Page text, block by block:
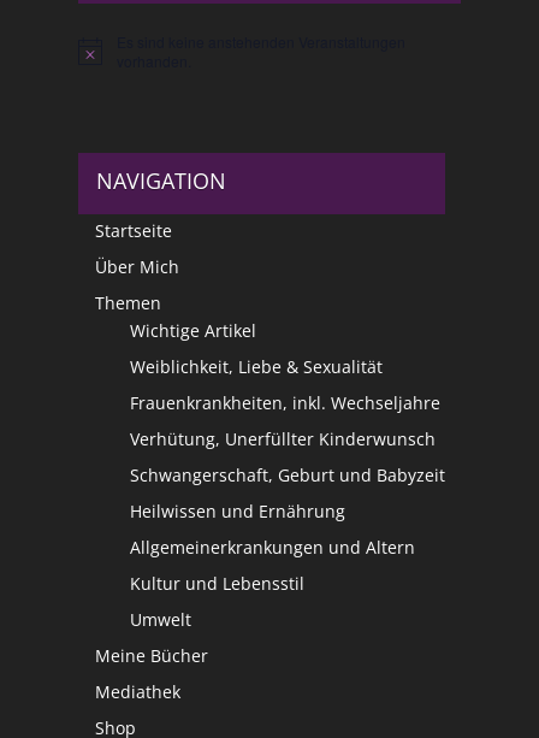
Hinweis
NAVIGATION
Startseite
Über Mich
Themen
Wichtige Artikel
Weiblichkeit, Liebe & Sexualität
Frauenkrankheiten, inkl. Wechseljahre
Verhütung, Unerfüllter Kinderwunsch
Schwangerschaft, Geburt und Babyzeit
Heilwissen und Ernährung
Allgemeinerkrankungen und Altern
Kultur und Lebensstil
Umwelt
Meine Bücher
Mediathek
Shop